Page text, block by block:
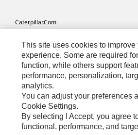
Caterpillar.com
我的营销首选项
站点地图
Cookie Settings
法律
隐私
This site uses cookies to improve
experience. Some are required
function, while others support
performance, personalization,
analytics.
You can adjust your preferences
Cookie Settings.
By selecting I Accept, you agree
functional, performance, and